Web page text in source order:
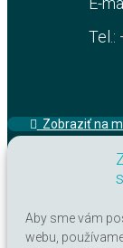
Aby sme vám
webu,
Tel.:
‎Zobraziť na